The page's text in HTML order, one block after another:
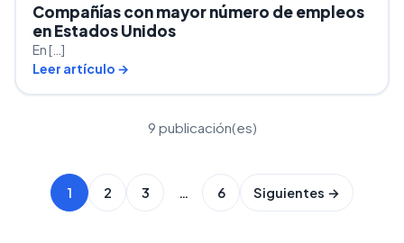
Compañías con mayor número de empleos
en Estados Unidos
En […]
Leer artículo →
9 publicación(es)
1 2 3 … 6 Siguientes →